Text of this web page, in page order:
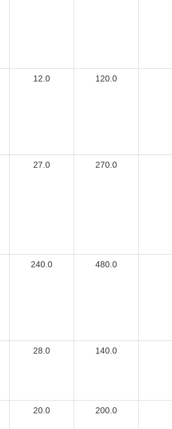
12.0 120.0
27.0 270.0
240.0 480.0
28.0 140.0
20.0 200.0